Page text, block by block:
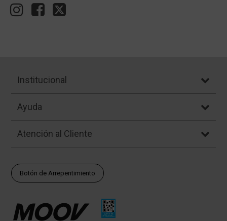
Institucional
Ayuda
Atención al Cliente
Botón de Arrepentimiento